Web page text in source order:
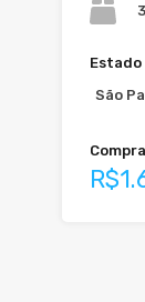
3
Estado
São